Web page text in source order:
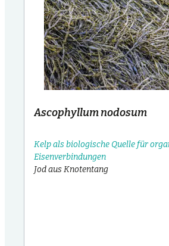
Ascophyllum nodosum
Kelp als biologische Quelle für
Eisenverbindungen
Jod aus Knotentang